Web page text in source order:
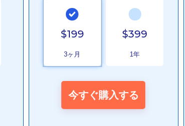
$199
3ヶ月
$399
1年
今すぐ購入する